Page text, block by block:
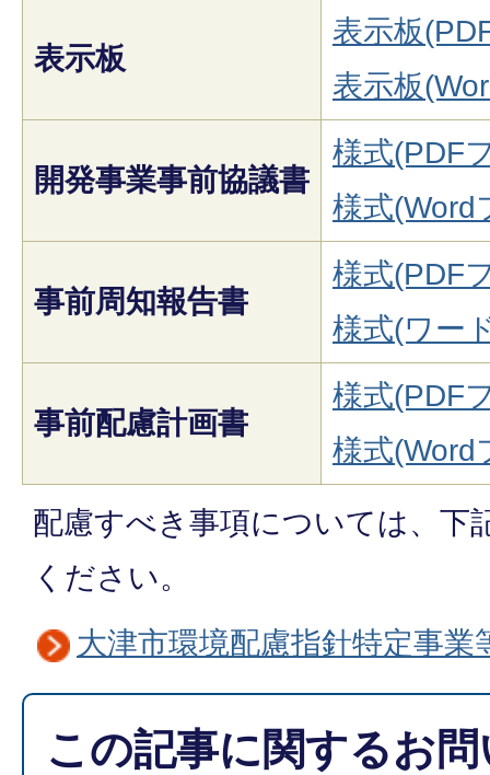
表示板
表示板
表示板
開発事業事前協議書
様式(PDF
様式(Word
事前周知報告書
様式(PDF
様式(ワー
事前配慮計画書
様式(PDF
様式(Word
配慮すべき事項については、下
ください。
大津市環境配慮指針特定事業
この記事に関するお